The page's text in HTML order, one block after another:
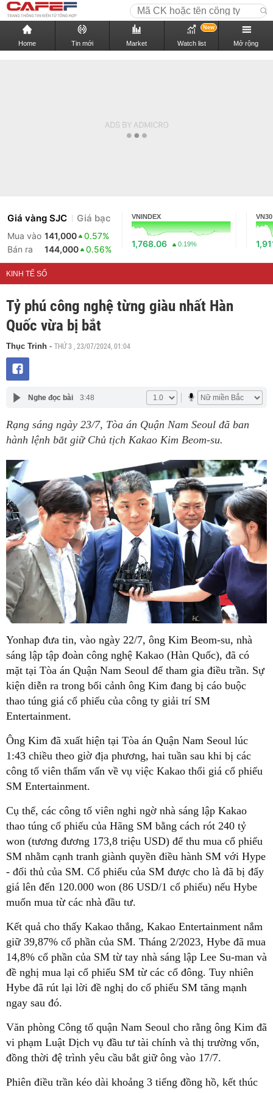
Home Tin mới Market Watch list
New
Mở rộng
Giá vàng SJC Giá bạc
Mua vào 141,000
0.57%
Bán ra
144,000 0.56%
VNINDEX
1,768.06 0.19%
VN30
KINH TẾ SỐ
Tỷ phú công nghệ từng giàu nhất Hàn
Quốc vừa bị bắt
Thục Trinh - THỨ 3 , 23/07/2024, 01:04
Nghe đọc bài 3:48
Rạng sáng ngày 23/7, Tòa án Quận Nam Seoul đã ban
hành lệnh bắt giữ Chủ tịch Kakao Kim Beom-su.
Yonhap đưa tin, vào ngày 22/7, ông Kim Beom-su, nhà
sáng lập tập đoàn công nghệ Kakao (Hàn Quốc), đã có
mặt tại Tòa án Quận Nam Seoul để tham gia điều trần. Sự
kiện diễn ra trong bối cảnh ông Kim đang bị cáo buộc
thao túng giá cổ phiếu của công ty giải trí SM
Entertainment.
Ông Kim đã xuất hiện tại Tòa án Quận Nam Seoul lúc
1:43 chiều theo giờ địa phương, hai tuần sau khi bị các
công tố viên thẩm vấn về vụ việc Kakao thổi giá cổ phiếu
SM Entertainment.
Cụ thể, các công tố viên nghi ngờ nhà sáng lập Kakao
thao túng cổ phiếu của Hãng SM bằng cách rót 240 tỷ
won (tương đương 173,8 triệu USD) để thu mua cổ phiếu
SM nhằm cạnh tranh giành quyền điều hành SM với Hype
- đối thủ của SM. Cổ phiếu của SM được cho là đã bị đẩy
giá lên đến 120.000 won (86 USD/1 cổ phiếu) nếu Hybe
muốn mua từ các nhà đầu tư.
Kết quả cho thấy Kakao thắng, Kakao Entertainment nắm
giữ 39,87% cổ phần của SM. Tháng 2/2023, Hybe đã mua
14,8% cổ phần của SM từ tay nhà sáng lập Lee Su-man và
đề nghị mua lại cổ phiếu SM từ các cổ đông. Tuy nhiên
Hybe đã rút lại lời đề nghị do cổ phiếu SM tăng mạnh
ngay sau đó.
Văn phòng Công tố quận Nam Seoul cho rằng ông Kim đã
vi phạm Luật Dịch vụ đầu tư tài chính và thị trường vốn,
đồng thời đệ trình yêu cầu bắt giữ ông vào 17/7.
Phiên điều trần kéo dài khoảng 3 tiếng đồng hồ, kết thúc